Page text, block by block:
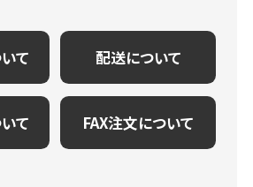
て 配送について
て FAX注文について